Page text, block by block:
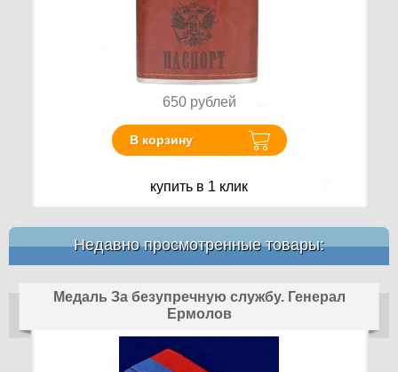
650 рублей
В корзину
купить в 1 клик
Недавно просмотренные товары:
Медаль За безупречную службу. Генерал
Ермолов